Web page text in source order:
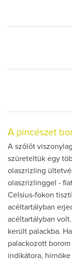
A pincészet
A szőlőt
szüreteltük egy
olaszrizling
olaszrizlinggel -
Celsius-fokon
acéltartályban
acéltartályban
került palackba.
palackozott
indikátora,